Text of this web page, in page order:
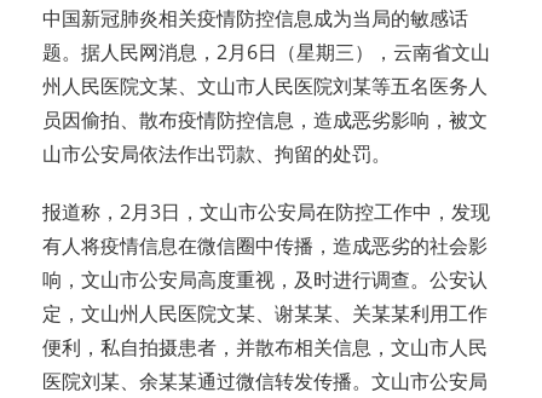
中国新冠肺炎相关疫情防控信息成为当局的敏感话
题。据人民网消息，2月6日（星期三），云南省文山
州人民医院文某、文山市人民医院刘某等五名医务人
员因偷拍、散布疫情防控信息，造成恶劣影响，被文
山市公安局依法作出罚款、拘留的处罚。
报道称，2月3日，文山市公安局在防控工作中，发现
有人将疫情信息在微信圈中传播，造成恶劣的社会影
响，文山市公安局高度重视，及时进行调查。公安认
定，文山州人民医院文某、谢某某、关某某利用工作
便利，私自拍摄患者，并散布相关信息，文山市人民
医院刘某、余某某通过微信转发传播。文山市公安局